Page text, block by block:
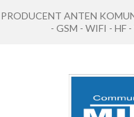
PRODUCENT ANTEN
- GSM - WIFI - HF